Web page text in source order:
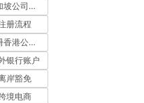
新加坡公司注册
册流程
注册香港公司流程
银行账户
岸豁免
境电商